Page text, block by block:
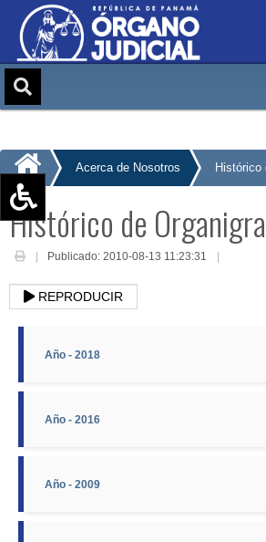
Aumentar texto (+)
Reducir texto (-)
Escala de Brillo
Escala de grises
Acerca de Nosotros Histórico
Histórico de
Publicado: 2010-08-13 11:23:31
REPRODUCIR
Año - 2018
Año - 2016
Año - 2009